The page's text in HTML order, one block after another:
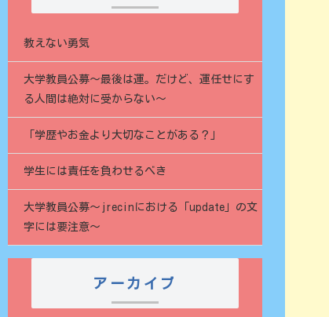
教えない勇気
大学教員公募〜最後は運。だけど、運任せにす
る人間は絶対に受からない〜
「学歴やお金より大切なことがある？」
学生には責任を負わせるべき
大学教員公募～jrecinにおける「update」の文
字には要注意～
アーカイブ